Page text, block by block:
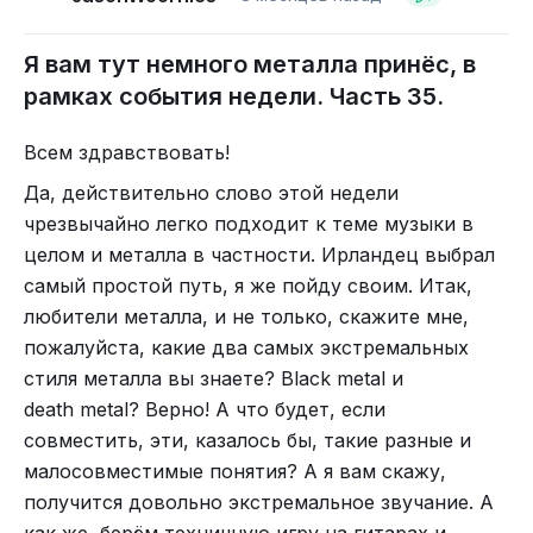
мир во всей его красе и просто бросили его, как
ненужную игрушку. (То есть выше это о
И Петр Ильич Чайковский и балакиревский
кружок, и многие из концлагеря, хотя
с Гитлером, моим напарником порой тоже,
и потенциальным противником по разным
направлениям, они там тоже находятся.
Мастодонты (АХУЕТЬ). Сама классика, или
промолчу) Занятные ребята, добродушные
исследователи библии и старые прихожане
доктора – тоже приходили навестить меня
Одна из причин Чикаго и негры конечно а не все эти
Изучение затруднено и чисто технически. Для
тщательного анализа необходимы сложные
подводные работы, трёхмерное сканирование,
отбор образцов. Не каждый археолог — опытный
водолаз, способный работать в условиях
холодного озера с ограниченной видимостью.
Что может значить эта структура?
Интерпретации варьируются, но каждая
интересна.
Охотничий комплекс. Длинная каменная линия
Я вам тут немного металла принёс, в
рамках события недели. Часть 35.
Всем здравствовать!
Да, действительно слово этой недели
чрезвычайно легко подходит к теме музыки в
целом и металла в частности. Ирландец выбрал
самый простой путь, я же пойду своим. Итак,
любители металла, и не только, скажите мне,
пожалуйста, какие два самых экстремальных
стиля металла вы знаете? Black metal и
death metal? Верно! А что будет, если
совместить, эти, казалось бы, такие разные и
малосовместимые понятия? А я вам скажу,
получится довольно экстремальное звучание. А